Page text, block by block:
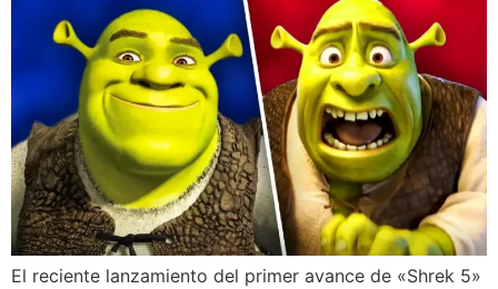
El reciente lanzamiento del primer avance de «Shrek 5»